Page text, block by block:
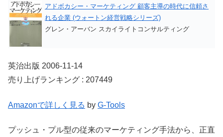
アドボカシー・マーケティング 顧客主導の時代に信頼さ
れる企業 (ウォートン経営戦略シリーズ)
グレン・アーバン スカイライトコンサルティング
英治出版 2006-11-14
売り上げランキング : 207449
Amazonで詳しく見る by G-Tools
プッシュ・プル型の従来のマーケティング手法から、正直